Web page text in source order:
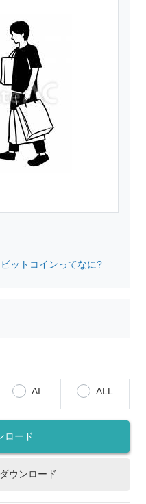
ビットコインってなに?
AI ALL
ロード
ウンロード